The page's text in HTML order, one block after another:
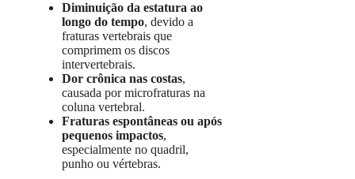
Diminuição da estatura ao
longo do tempo, devido a
fraturas vertebrais que
comprimem os discos
intervertebrais.
Dor crônica nas costas,
causada por microfraturas na
coluna vertebral.
Fraturas espontâneas ou após
pequenos impactos,
especialmente no quadril,
punho ou vértebras.